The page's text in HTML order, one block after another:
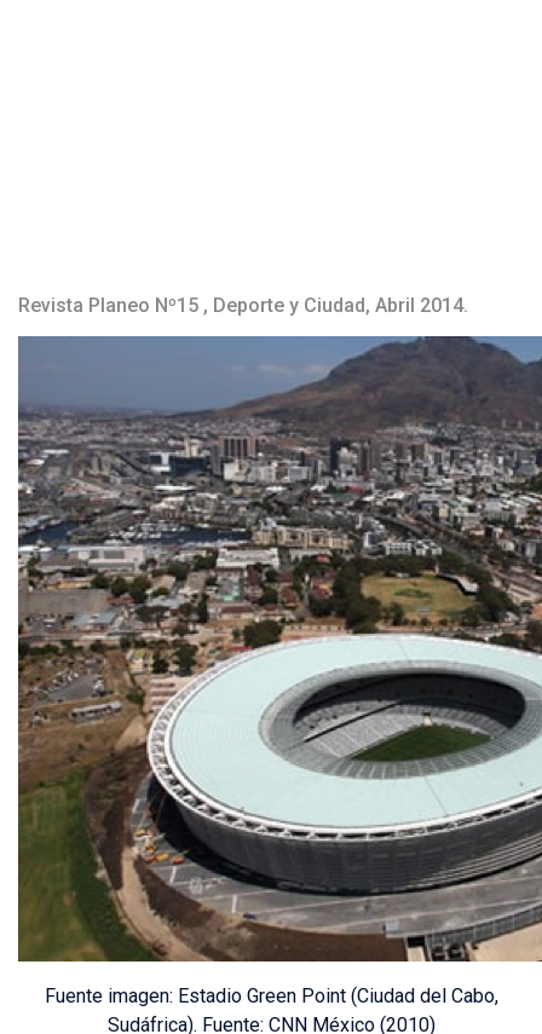
Revista Planeo Nº15 , Deporte y Ciudad, Abril 2014.
Fuente imagen: Estadio Green Point (Ciudad del Cabo,
Sudáfrica). Fuente: CNN México (2010)